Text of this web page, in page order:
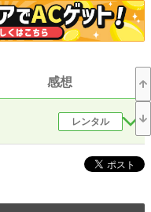
感想
レンタル